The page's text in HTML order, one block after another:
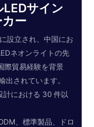
サイン
ー
設立され、中国にお
ネオンライトの先
際貿易経験を背景
されています。
計における 30 件以
、標準製品、ドロ